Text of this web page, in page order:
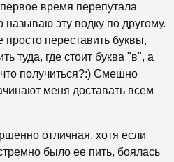
время перепутала
называю эту водку по другому.
переставить буквы,
туда, где стоит буква "в", а
получиться?:) Смешно
меня доставать всем
отличная, хотя если
было ее пить, боялась